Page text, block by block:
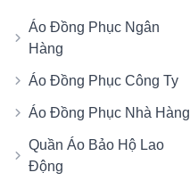
Áo Đồng Phục Ngân
Hàng
Áo Đồng Phục Công Ty
Áo Đồng Phục Nhà Hàng
Quần Áo Bảo Hộ Lao
Động